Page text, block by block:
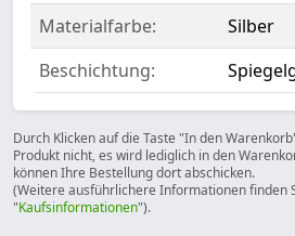
Materialfarbe:
Silber
Beschichtung:
Durch Klicken auf die Taste "In den
Produkt nicht, es wird lediglich in den
können Ihre Bestellung dort abschicken.
(Weitere ausführlichere Informationen finden
"Kaufsinformationen").